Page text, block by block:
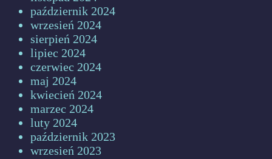
październik 2024
wrzesień 2024
sierpień 2024
lipiec 2024
czerwiec 2024
maj 2024
kwiecień 2024
marzec 2024
luty 2024
październik 2023
wrzesień 2023